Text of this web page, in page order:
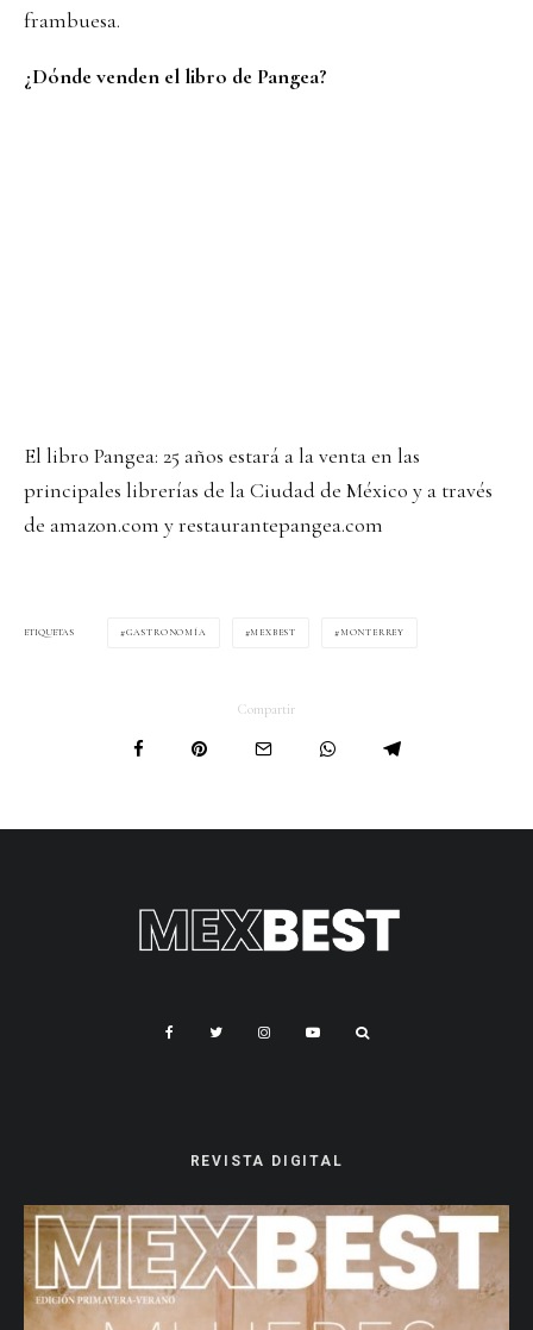
frambuesa.
¿Dónde venden el libro de Pangea?
El libro Pangea: 25 años estará a la venta en las
principales librerías de la Ciudad de México y a través
de amazon.com y restaurantepangea.com
ETIQUETAS GASTRONOMÍA MEXBEST MONTERREY
Compartir
REVISTA DIGITAL